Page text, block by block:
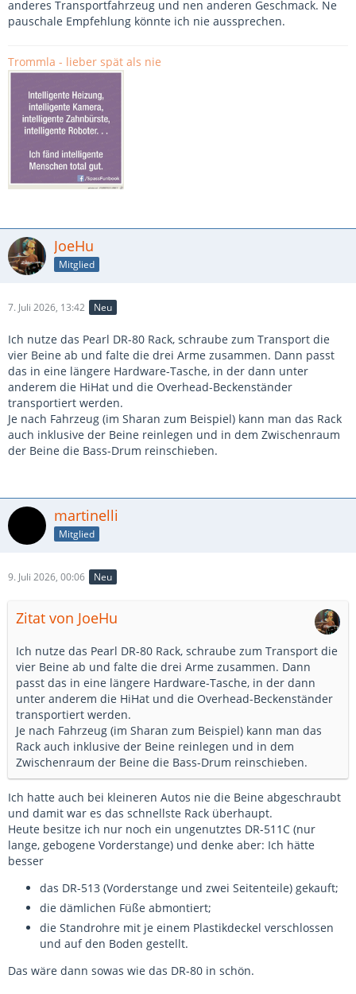
anderes Transportfahrzeug und nen anderen Geschmack. Ne
pauschale Empfehlung könnte ich nie aussprechen.
Trommla - lieber spät als nie
JoeHu
Mitglied
7. Juli 2026, 13:42 Neu
Ich nutze das Pearl DR-80 Rack, schraube zum Transport die
vier Beine ab und falte die drei Arme zusammen. Dann passt
das in eine längere Hardware-Tasche, in der dann unter
anderem die HiHat und die Overhead-Beckenständer
transportiert werden.
Je nach Fahrzeug (im Sharan zum Beispiel) kann man das Rack
auch inklusive der Beine reinlegen und in dem Zwischenraum
der Beine die Bass-Drum reinschieben.
martinelli
Mitglied
9. Juli 2026, 00:06 Neu
Zitat von JoeHu
Ich nutze das Pearl DR-80 Rack, schraube zum Transport die
vier Beine ab und falte die drei Arme zusammen. Dann
passt das in eine längere Hardware-Tasche, in der dann
unter anderem die HiHat und die Overhead-Beckenständer
transportiert werden.
Je nach Fahrzeug (im Sharan zum Beispiel) kann man das
Rack auch inklusive der Beine reinlegen und in dem
Zwischenraum der Beine die Bass-Drum reinschieben.
Ich hatte auch bei kleineren Autos nie die Beine abgeschraubt
und damit war es das schnellste Rack überhaupt.
Heute besitze ich nur noch ein ungenutztes DR-511C (nur
lange, gebogene Vorderstange) und denke aber: Ich hätte
besser
das DR-513 (Vorderstange und zwei Seitenteile) gekauft;
die dämlichen Füße abmontiert;
die Standrohre mit je einem Plastikdeckel verschlossen
und auf den Boden gestellt.
Das wäre dann sowas wie das DR-80 in schön.